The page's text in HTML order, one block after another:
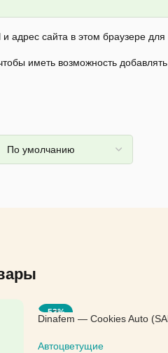
адрес сайта в этом браузере
иметь возможность
-53%
Dinafem — Cookies Auto
Автоцветущие